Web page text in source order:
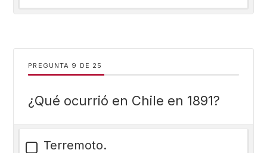
PREGUNTA DE 25
¿Qué ocurrió en Chile en 1891?
Terremoto.